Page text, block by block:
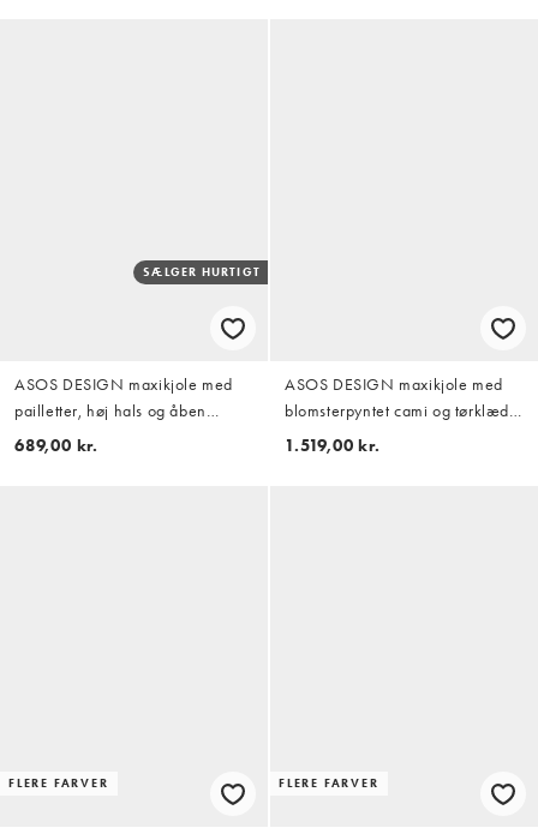
SÆLGER HURTIGT
ASOS DESIGN maxikjole med
pailletter, høj hals og åben
knudedetalje på ryggen i
689,00 kr.
ASOS DESIGN maxikjole med
blomsterpyntet cami og tørklæde
i kulgrå
1.519,00 kr.
FLERE FARVER FLERE FARVER